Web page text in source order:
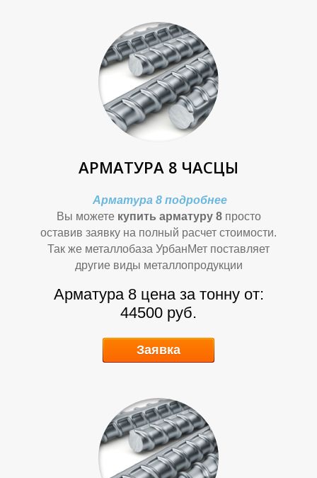
О
К
АРМАТУРА 8 ЧАСЦЫ
Арматура 8 подробнее
Вы можете купить арматуру 8просто
оставив заявку на полный расчет стоимости.
Так же металлобаза УрбанМет поставляет
другие виды металлопродукции
Арматура 8 цена за тонну от:
44500 руб.
Заявка
О
К